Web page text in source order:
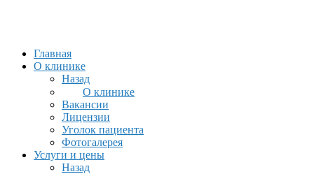
Главная
О клинике
Назад
О клинике
Вакансии
Лицензии
Уголок пациента
Фотогалерея
Услуги и цены
Назад